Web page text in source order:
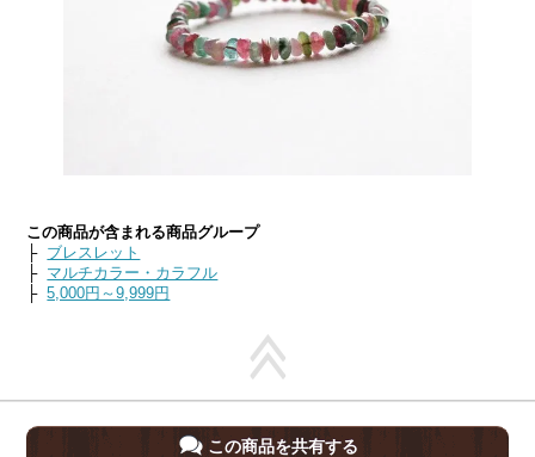
この商品が含まれる商品グループ
├ ブレスレット
├ マルチカラー・カラフル
├5,000円～9,999円
この商品を共有する